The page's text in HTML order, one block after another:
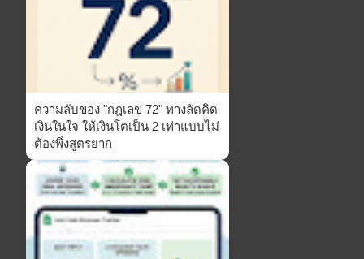
ความลับของ "กฎเลข 72" ทางลัดคิด
เงินในใจ ให้เงินโตเป็น 2 เท่าแบบไม่
ต้องพึ่งสูตรยาก